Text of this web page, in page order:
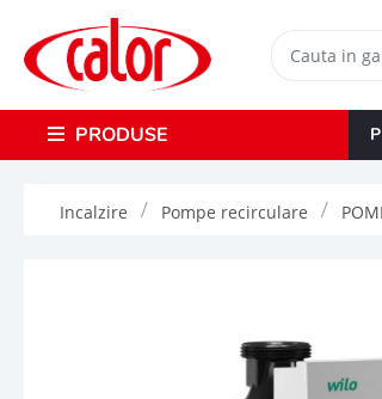
PRODUSE
Incalzire Pompe recirculare